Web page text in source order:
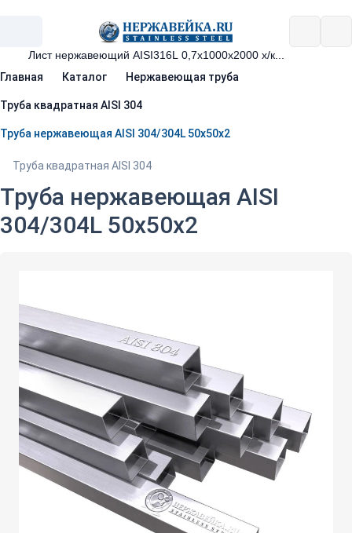
Главная Каталог Нержавеющая труба
Труба квадратная AISI 304
Труба нержавеющая AISI 304/304L 50х50х2
Труба квадратная AISI 304
Труба нержавеющая AISI
304/304L 50х50х2